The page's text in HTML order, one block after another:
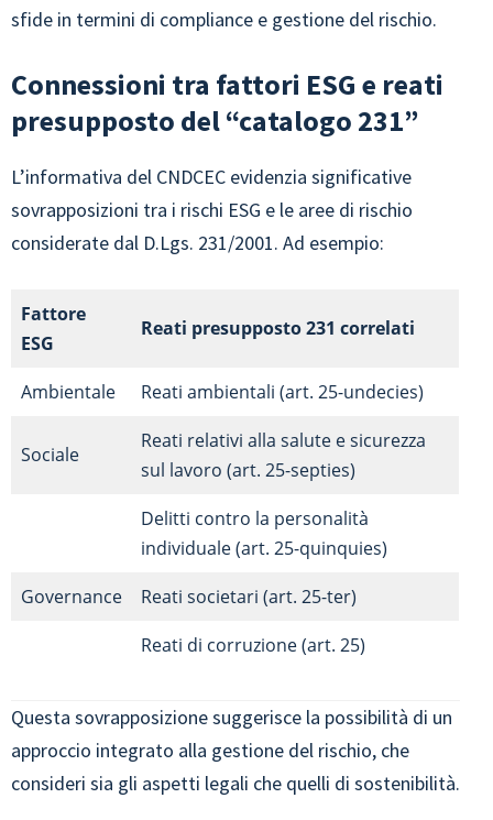
sfide in termini di compliance e gestione del rischio.
Connessioni tra fattori ESG e reati
presupposto del “catalogo 231”
L’informativa del CNDCEC evidenzia significative
sovrapposizioni tra i rischi ESG e le aree di rischio
considerate dal D.Lgs. 231/2001. Ad esempio:
Fattore
ESG
Reati presupposto 231 correlati
Ambientale Reati ambientali (art. 25-undecies)
Sociale
Reati relativi alla salute e sicurezza
sul lavoro (art. 25-septies)
Delitti contro la personalità
individuale (art. 25-quinquies)
Governance
Reati societari (art. 25-ter)
Reati di corruzione (art. 25)
Questa sovrapposizione suggerisce la possibilità di un
approccio integrato alla gestione del rischio, che
consideri sia gli aspetti legali che quelli di sostenibilità.